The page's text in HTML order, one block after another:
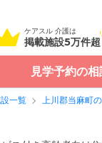
ケアスル 介護は
掲載施設5万件超
見学予約の相
一覧 上川郡当麻町